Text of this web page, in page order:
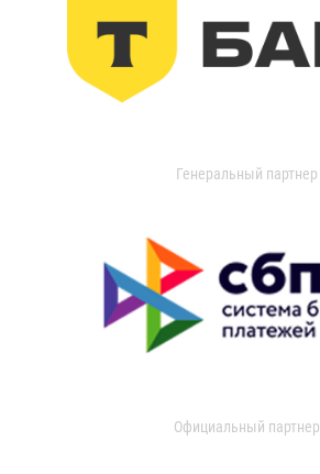
Генеральный партнер
Официальный партнер